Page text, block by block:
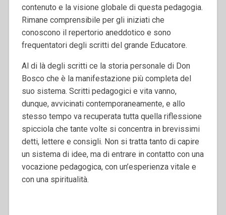
contenuto e la visione globale di questa pedagogia.
Rimane comprensibile per gli iniziati che
conoscono il repertorio aneddotico e sono
frequentatori degli scritti del grande Educatore.
Al di là degli scritti ce la storia personale di Don
Bosco che è la manifestazione più completa del
suo sistema. Scritti pedagogici e vita vanno,
dunque, avvicinati contemporaneamente, e allo
stesso tempo va recuperata tutta quella riflessione
spicciola che tante volte si concentra in brevissimi
detti, lettere e consigli. Non si tratta tanto di capire
un sistema di idee, ma di entrare in contatto con una
vocazione pedagogica, con un’esperienza vitale e
con una spiritualità.